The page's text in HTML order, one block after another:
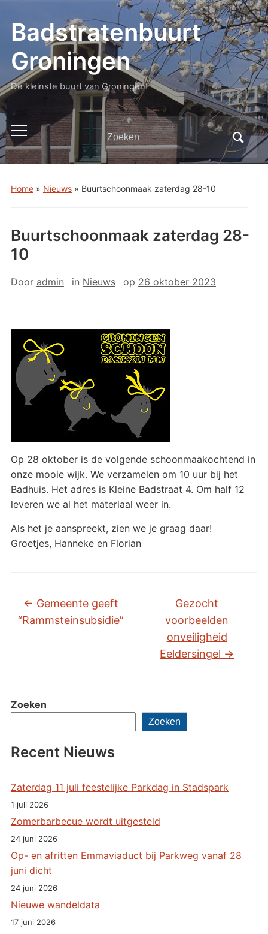
Badstratenbuurt
Groningen
De kleinste buurt van Groningen!
Toggle
mobiel
menu
Zoeken
naar:
Home» Nieuws» Buurtschoonmaak zaterdag 28-10
Zoeken
Zoeken
Recent Nieuws
Zaterdag 11 juli feestelijke Parkdag in Stadspark
1 juli 2026
Zomerbarbecue wordt uitgesteld
24 juni 2026
Op- en afritten Emmaviaduct bij Parkweg vanaf 28
juni dicht
24 juni 2026
Nieuwe wandeldata
17 juni 2026
Buurtschoonmaak zaterdag 28-
10
Door admin in Nieuws op 26 oktober 2023
Op 28 oktober is de volgende schoonmaakochtend in
onze mooie wijk. We verzamelen om 10 uur bij het
Badhuis. Het adres is Kleine Badstraat 4. Om half 12
leveren we al het materiaal weer in.
Als het je aanspreekt, zien we je graag daar!
Groetjes, Hanneke en Florian
← Gemeente geeft
“Rammsteinsubsidie”
Gezocht
voorbeelden
onveiligheid
Eeldersingel →